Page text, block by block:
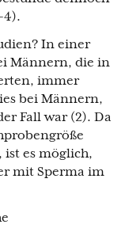
4).
In einer
Männern, die in
immer
bei Männern,
Fall war (2). Da
ist es möglich,
mit Sperma im